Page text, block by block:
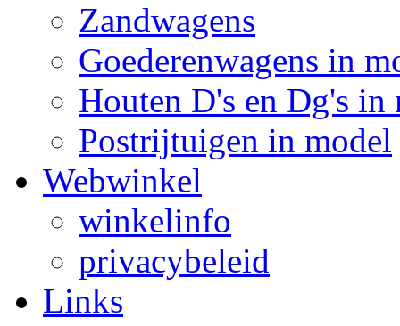
Zandwagens
Goederenwagens in
Houten D's en Dg's in
Postrijtuigen in model
Webwinkel
winkelinfo
privacybeleid
Links